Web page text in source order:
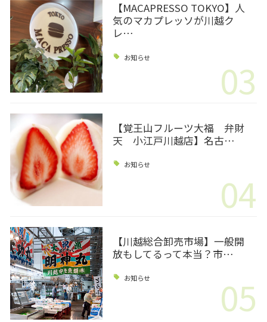
【MACAPRESSO TOKYO】人
気のマカプレッソが川越ク
レ…
お知らせ 03
【覚王山フルーツ大福 弁財
天 小江戸川越店】名古…
お知らせ
04
【川越総合卸売市場】一般開
放もしてるって本当？市…
お知らせ 05